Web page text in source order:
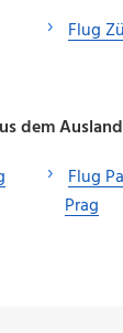
Flug
dem Ausland
Flug
Prag